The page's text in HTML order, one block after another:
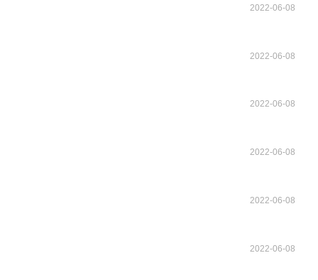
2022-06-08
2022-06-08
2022-06-08
2022-06-08
2022-06-08
2022-06-08